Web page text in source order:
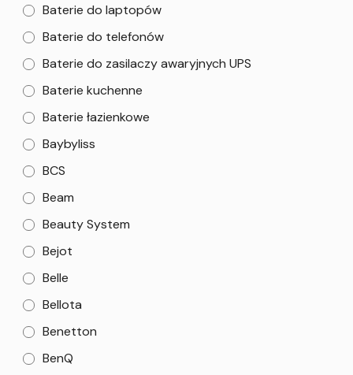
Baterie do laptopów
Baterie do telefonów
Baterie do zasilaczy awaryjnych UPS
Baterie kuchenne
Baterie łazienkowe
Baybyliss
BCS
Beam
Beauty System
Bejot
Belle
Bellota
Benetton
BenQ